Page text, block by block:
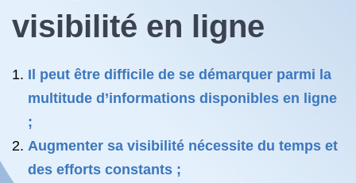
visibilité en ligne
Il peut être difficile de se démarquer parmi la
multitude d’informations disponibles en ligne
;
Augmenter sa visibilité nécessite du temps et
des efforts constants ;